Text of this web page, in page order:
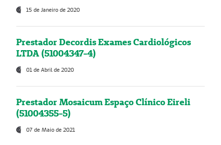
15 de Janeiro de 2020
Prestador Decordis Exames Cardiológicos
LTDA (51004347-4)
01 de Abril de 2020
Prestador Mosaicum Espaço Clínico Eireli
(51004355-5)
07 de Maio de 2021